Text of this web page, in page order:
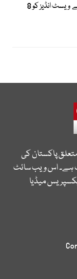
دوسرا ٹیسٹ میچ: پاکستان نے ویسٹ انڈیز کو 8
پاکستان کی
ہے۔ اس ویب سائٹ
میڈیا